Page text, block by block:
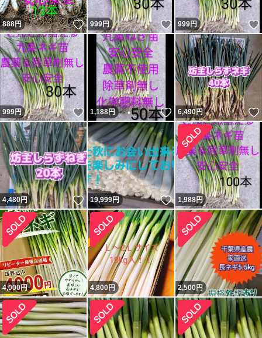
888円 いいね！
999円 いいね！
999円
999円 いいね！
1,188円 いいね！
6,490円
4,480円 いいね！
19,999円 いいね！
1,988円
4,000円 4,800円 2,500円